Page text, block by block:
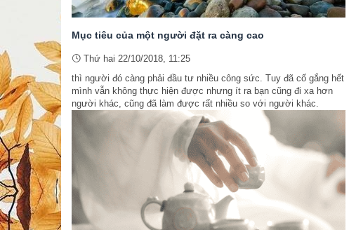
Mục tiêu của một người đặt ra càng cao
Thứ hai 22/10/2018, 11:25
thì người đó càng phải đầu tư nhiều công sức. Tuy đã cố gắng hết
mình vẫn không thực hiện được nhưng ít ra bạn cũng đi xa hơn
người khác, cũng đã làm được rất nhiều so với người khác.